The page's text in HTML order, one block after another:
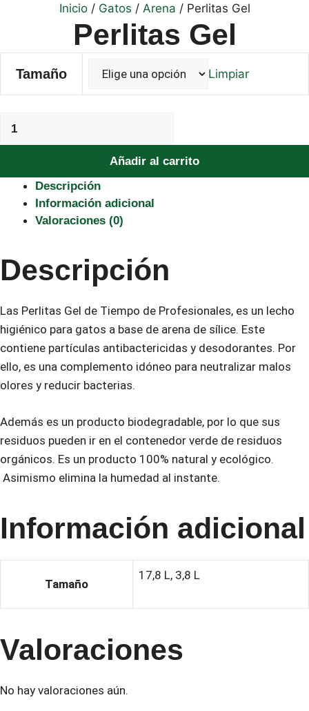
Inicio/ Gatos / Arena / Perlitas Gel
Perlitas Gel
Tamaño Limpiar
Añadir al carrito
Descripción
Información adicional
Valoraciones (0)
Descripción
Las Perlitas Gel de Tiempo de Profesionales, es un lecho
higiénico para gatos a base de arena de sílice. Este
contiene partículas antibactericidas y desodorantes. Por
ello, es una complemento idóneo para neutralizar malos
olores y reducir bacterias.
Además es un producto biodegradable, por lo que sus
residuos pueden ir en el contenedor verde de residuos
orgánicos. Es un producto 100% natural y ecológico.
Asimismo elimina la humedad al instante.
Información adicional
Tamaño
17,8 L, 3,8 L
Valoraciones
No hay valoraciones aún.